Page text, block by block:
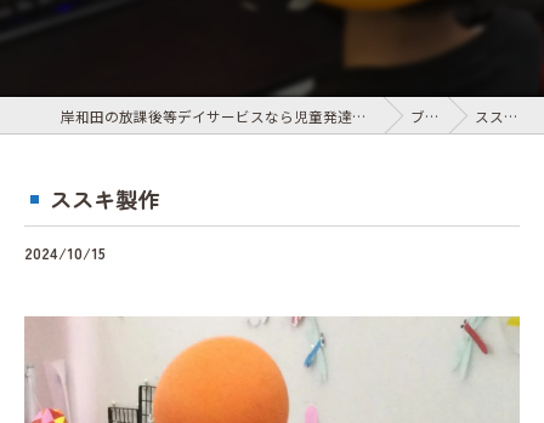
岸和田の放課後等デイサービスなら児童発達支援・放課後等デイサービス GO ブログ ススキ製作
ススキ製作
2024/10/15